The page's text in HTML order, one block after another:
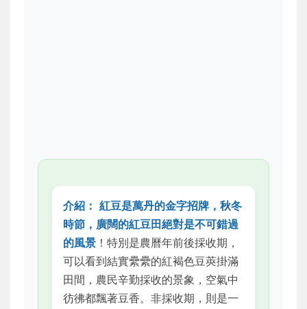
介紹： 紅豆是萬丹的金字招牌，秋冬
時節，廣闊的紅豆田絕對是不可錯過
的風景 ！特別是農曆年前後採收期，
可以看到結實纍纍的紅褐色豆莢掛滿
田間，農民辛勤採收的景象，空氣中
彷彿都飄著豆香。非採收期，則是一